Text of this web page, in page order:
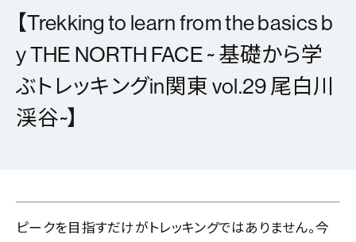
【Trekking to learn from the basics b
y THE NORTH FACE ~ 基礎から学
ぶトレッキングin関東 vol.29 尾白川
渓谷~】
ピークを目指すだけがトレッキングではありません。今